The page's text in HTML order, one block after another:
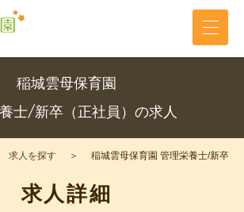
稲城雲母保育園
士/新卒（正社員）の求人
求人を探す 稲城雲母保育園 管理栄養士/新卒（
求人詳細